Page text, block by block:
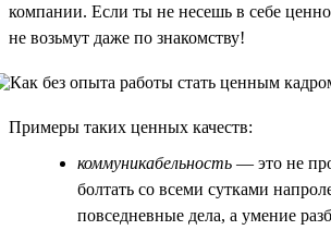
компании. Если ты не несешь в себе
не возьмут даже по знакомству!
Примеры таких ценных качеств:
коммуникабельность — это не
болтать со всеми сутками
повседневные дела, а умение